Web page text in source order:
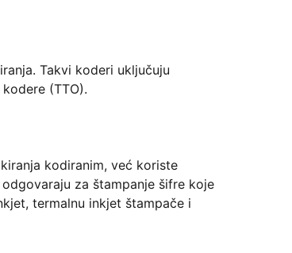
Takvi koderi uključuju
(TTO).
kodiranim, već koriste
za štampanje šifre koje
termalnu inkjet štampače i